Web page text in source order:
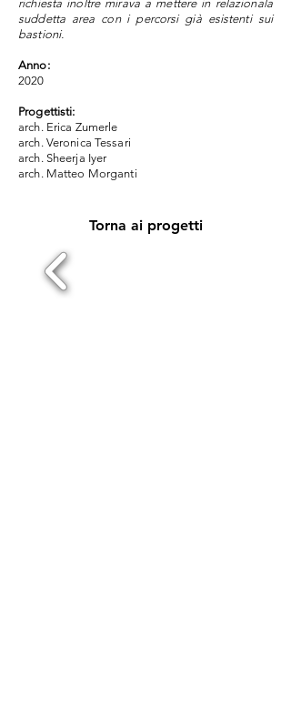
richiesta inoltre mirava a mettere in relazionala
suddetta area con i percorsi già esistenti sui
bastioni.
Anno:
2020
Progettisti:
arch. Erica Zumerle
arch. Veronica Tessari
arch. Sheerja Iyer
arch. Matteo Morganti
Torna ai progetti